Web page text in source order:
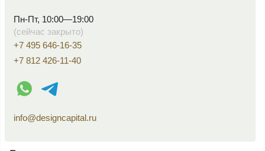
Пн-Пт, 10:00—19:00
(сейчас закрыто)
+7 495 646-16-35
+7 812 426-11-40
WhatsApp контакт
Telegram контакт
info@designcapital.ru